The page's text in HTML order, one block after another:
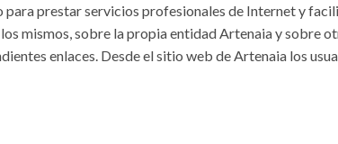
prestar servicios profesionales de Internet y
mismos, sobre la propia entidad Artenaia y sobre
enlaces. Desde el sitio web de Artenaia los